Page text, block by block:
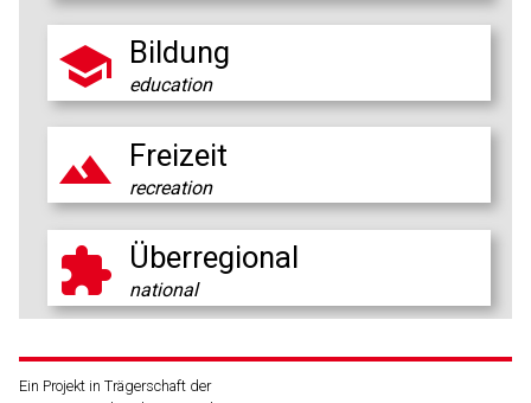
 Bildung
education
 Freizeit
recreation
 Überregional
national
Ein Projekt in Trägerschaft der